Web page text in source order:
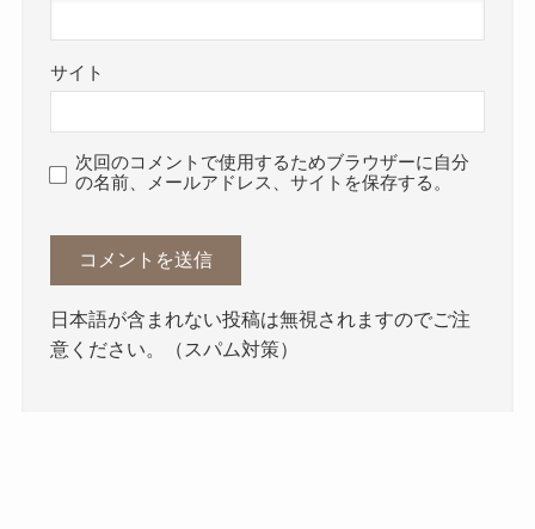
サイト
次回のコメントで使用するためブラウザーに自分
の名前、メールアドレス、サイトを保存する。
日本語が含まれない投稿は無視されますのでご注
意ください。（スパム対策）